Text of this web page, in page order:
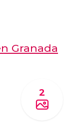
Granada
2